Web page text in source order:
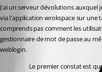
J'ai un serveur dévolutions auxquel
via l'application wrokspace sur une
comprends pas comment les
gestionnaire de mot de passe au
weblogin.
Le premier constat est